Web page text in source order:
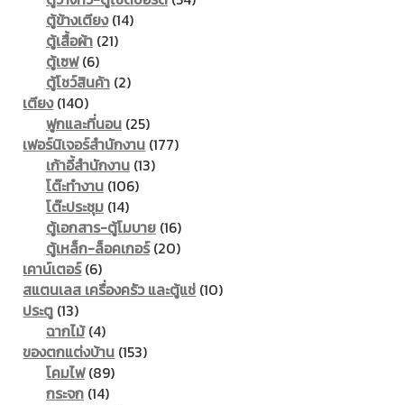
ตู้ข้างเตียง 1414
ตู้เสื้อผ้า 2121
ตู้เซฟ 66
products
ตู้โชว์สินค้า 22
เตียง 140140
products
ฟูกและที่นอน 2525
products
เฟอร์นิเจอร์สำนักงาน 177177
เก้าอี้สำนักงาน 1313
โต๊ะทำงาน 106106
โต๊ะประชุม 1414
products
ตู้เอกสาร-ตู้โมบาย 1616
products
ตู้เหล็ก-ล็อคเกอร์ 2020
เคาน์เตอร์ 66
products
สแตนเลส เครื่องครัว และตู้แช่ 1010
ประตู 1313
products
ฉากไม้ 44
products
ของตกแต่งบ้าน 153153
โคมไฟ 8989
products
กระจก 1414